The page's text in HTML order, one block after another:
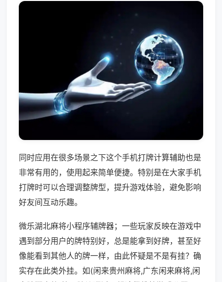
同时应用在很多场景之下这个手机打牌计算辅助也是
非常有用的，使用起来简单便捷。特别是在大家手机
打牌时可以合理调整牌型，提升游戏体验，避免影响
好友间互动乐趣。
微乐湖北麻将小程序辅牌器；一些玩家反映在游戏中
遇到部分用户的牌特别好，总是能拿到好牌，甚至好
像能看到其他人的牌一样，由此怀疑是不是有挂？确
实存在此类外挂。如(闲来贵州麻将,广东闲来麻将,闲